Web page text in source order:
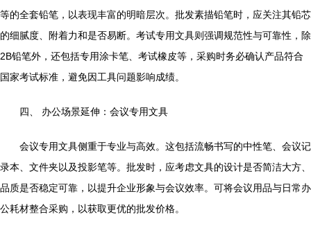
等的全套铅笔，以表现丰富的明暗层次。批发素描铅笔时，应关注其铅芯
的细腻度、附着力和是否易断。考试专用文具则强调规范性与可靠性，除
2B铅笔外，还包括专用涂卡笔、考试橡皮等，采购时务必确认产品符合
国家考试标准，避免因工具问题影响成绩。
四、 办公场景延伸：会议专用文具
会议专用文具侧重于专业与高效。这包括流畅书写的中性笔、会议记
录本、文件夹以及投影笔等。批发时，应考虑文具的设计是否简洁大方、
品质是否稳定可靠，以提升企业形象与会议效率。可将会议用品与日常办
公耗材整合采购，以获取更优的批发价格。